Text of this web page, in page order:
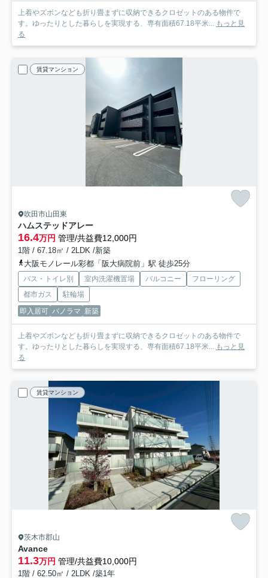
上着やズボンなども折り畳まずに収納できるクロゼットのある物件で
す。ゆったりとした暮らしを実現する、専有面積67.18平米... もっと見
る
賃貸マンション
吹田市山田東
ハムステッドアレー
16.4万円 管理/共益費12,000円
1階 / 67.18㎡ / 2LDK /新築
大阪モノレール彩都「阪大病院前」駅 徒歩25分
バス・トイレ別 室内洗濯機置場 バルコニー
フローリング
都市ガス
駐輪場
即入居可 パノラマ 新築
上着やズボンなども折り畳まずに収納できるクロゼットのある物件で
す。ゆったりとした暮らしを実現する、専有面積67.18平米... もっと見
る
賃貸マンション
茨木市郡山
Avance
11.3万円 管理/共益費10,000円
1階 / 62.50㎡ / 2LDK /築1年